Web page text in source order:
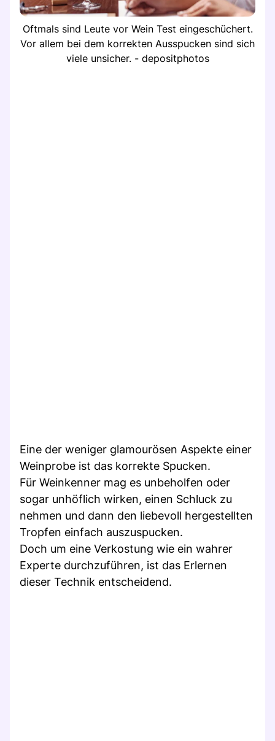
Oftmals sind Leute vor Wein Test eingeschüchert.
Vor allem bei dem korrekten Ausspucken sind sich
viele unsicher. - depositphotos
Eine der weniger glamourösen Aspekte einer
Weinprobe ist das korrekte Spucken.
Für Weinkenner mag es unbeholfen oder
sogar unhöflich wirken, einen Schluck zu
nehmen und dann den liebevoll hergestellten
Tropfen einfach auszuspucken.
Doch um eine Verkostung wie ein wahrer
Experte durchzuführen, ist das Erlernen
dieser Technik entscheidend.